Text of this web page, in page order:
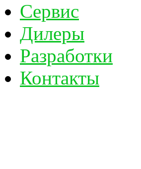
Сервис
Дилеры
Разработки
Контакты